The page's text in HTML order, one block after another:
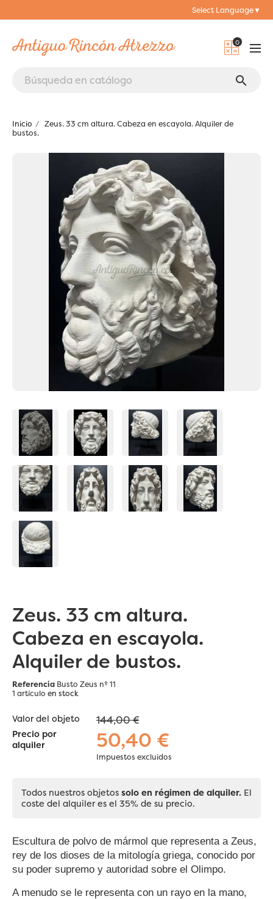
Select Language▼
0
search
Inicio
Zeus. 33 cm altura. Cabeza en escayola. Alquiler de
bustos.
Zeus. 33 cm altura.
Cabeza en escayola.
Alquiler de bustos.
Referencia Busto Zeus nº 11
1 artículo en stock
Valor del objeto 144,00 €
Precio por
alquiler
50,40 €
Impuestos excluidos
Todos nuestros objetos solo en régimen de alquiler. El
coste del alquiler es el 35% de su precio.
Escultura de polvo de mármol que representa a Zeus,
rey de los dioses de la mitología griega, conocido por
su poder supremo y autoridad sobre el Olimpo.
A menudo se le representa con un rayo en la mano,